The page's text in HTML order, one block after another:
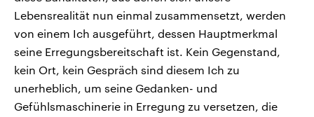
Lebensrealität nun einmal zusammensetzt, werden
von einem Ich ausgeführt, dessen Hauptmerkmal
seine Erregungsbereitschaft ist. Kein Gegenstand,
kein Ort, kein Gespräch sind diesem Ich zu
unerheblich, um seine Gedanken- und
Gefühlsmaschinerie in Erregung zu versetzen, die